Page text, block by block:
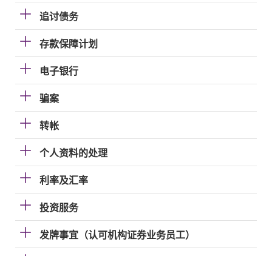
追讨债务
存款保障计划
电子银行
骗案
转帐
个人资料的处理
利率及汇率
投资服务
发牌事宜（认可机构证券业务员工）